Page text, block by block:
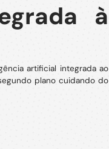
à
artificial integrada ao
plano cuidando do